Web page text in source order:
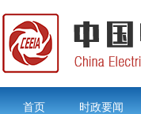
首页 时政要闻